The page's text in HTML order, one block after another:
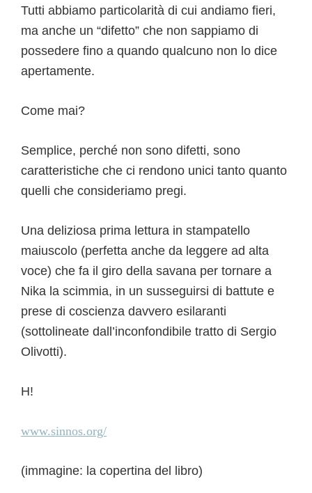
Tutti abbiamo particolarità di cui andiamo fieri,
ma anche un “difetto” che non sappiamo di
possedere fino a quando qualcuno non lo dice
apertamente.
Come mai?
Semplice, perché non sono difetti, sono
caratteristiche che ci rendono unici tanto quanto
quelli che consideriamo pregi.
Una deliziosa prima lettura in stampatello
maiuscolo (perfetta anche da leggere ad alta
voce) che fa il giro della savana per tornare a
Nika la scimmia, in un susseguirsi di battute e
prese di coscienza davvero esilaranti
(sottolineate dall’inconfondibile tratto di Sergio
Olivotti).
H!
www.sinnos.org/
(immagine: la copertina del libro)